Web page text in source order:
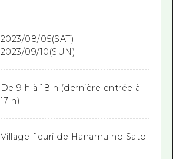
2023/08/05(SAT) -
2023/09/10(SUN)
De 9 h à 18 h (dernière entrée à
17 h)
Village fleuri de Hanamu no Sato